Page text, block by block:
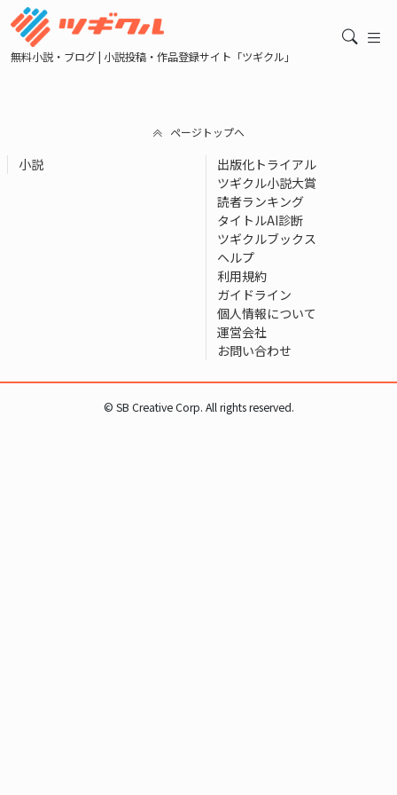
無料小説・ブログ | 小説投稿・作品登録サイト「ツギクル」
ページトップへ
小説
出版化トライアル
ツギクル小説大賞
読者ランキング
タイトルAI診断
ツギクルブックス
ヘルプ
利用規約
ガイドライン
個人情報について
運営会社
お問い合わせ
© SB Creative Corp. All rights reserved.